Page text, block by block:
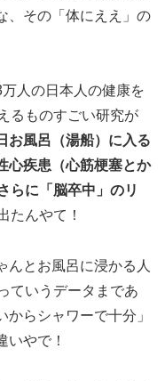
、その「体にええ」の
人の日本人の健康を
るものすごい研究が
お風呂（湯船）に入る
心疾患（心筋梗塞とか
らに「脳卒中」のリ
たんやて！
んとお風呂に浸かる人
ていうデータまであ
らシャワーで十分」
いやで！